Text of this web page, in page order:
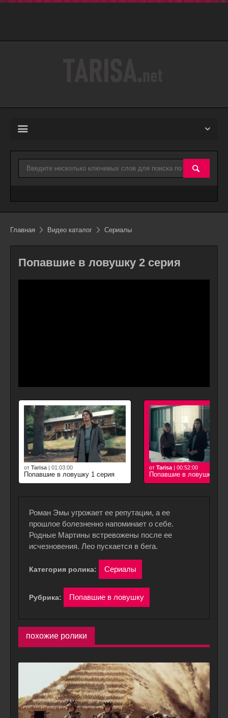
Главная Видео каталог Сериалы
Попавшие в ловушку 2 серия
от Tarisa | 01:03:00
Попавшие в ловушку 1 серия
от Tarisa | 00:52:00
Попавшие в ловушку 2
Роман Эмы угрожает ее репутации, а ее
прошлое болезненно напоминает о себе.
Родные Мартины встревожены после ее
исчезновения. Лео пускается в бега.
Категория ролика: Сериалы
Рубрика: Попавшие в ловушку
похожие ролики